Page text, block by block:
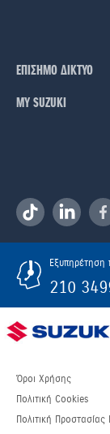
ΕΠΙΣΗΜΟ ΔΙΚΤΥΟ
ΜΥ SUZUKI
Εξυπηρέτηση
210
Όροι Χρήσης
Πολιτική Cookies
Πολιτική